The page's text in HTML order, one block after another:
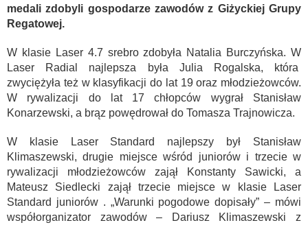
medali zdobyli gospodarze zawodów z Giżyckiej Grupy
Regatowej.
W klasie Laser 4.7 srebro zdobyła Natalia Burczyńska. W
Laser Radial najlepsza była Julia Rogalska, która
zwyciężyła też w klasyfikacji do lat 19 oraz młodzieżowców.
W rywalizacji do lat 17 chłopców wygrał Stanisław
Konarzewski, a brąz powędrował do Tomasza Trajnowicza.
W klasie Laser Standard najlepszy był Stanisław
Klimaszewski, drugie miejsce wśród juniorów i trzecie w
rywalizacji młodzieżowców zajął Konstanty Sawicki, a
Mateusz Siedlecki zajął trzecie miejsce w klasie Laser
Standard juniorów . „Warunki pogodowe dopisały” – mówi
współorganizator zawodów – Dariusz Klimaszewski z